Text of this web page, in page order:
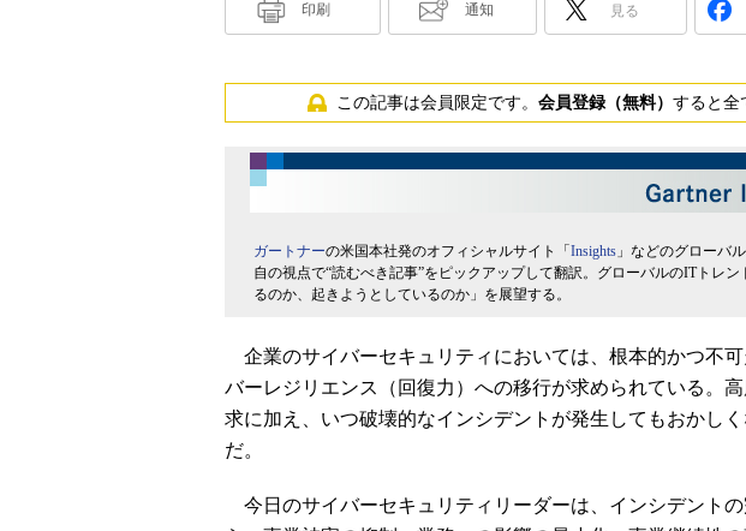
印刷 通知 見る
この記事は会員限定です。 会員登録（無料） すると全
ガートナーの米国本社発のオフィシャルサイト「 Insights」などのグローバ
自の視点で“読むべき記事”をピックアップして翻訳。グローバルのITトレ
るのか、起きようとしているのか」を展望する。
企業のサイバーセキュリティにおいては、根本的かつ不
バーレジリエンス（回復力）への移行が求められている。
求に加え、いつ破壊的なインシデントが発生してもおかし
だ。
今日のサイバーセキュリティリーダーは、インシデント